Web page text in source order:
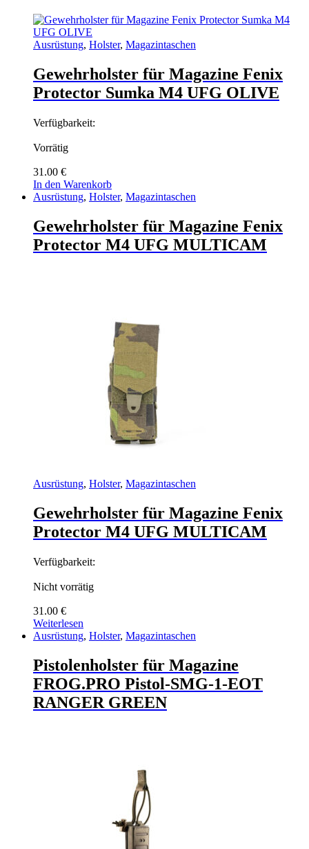
Ausrüstung, Holster, Magazintaschen
Gewehrholster für Magazine Fenix
Protector Sumka M4 UFG OLIVE
Verfügbarkeit:
Vorrätig
31.00 €
In den Warenkorb
Ausrüstung, Holster, Magazintaschen
Gewehrholster für Magazine Fenix
Protector M4 UFG MULTICAM
Ausrüstung, Holster, Magazintaschen
Gewehrholster für Magazine Fenix
Protector M4 UFG MULTICAM
Verfügbarkeit:
Nicht vorrätig
31.00 €
Weiterlesen
Ausrüstung, Holster, Magazintaschen
Pistolenholster für Magazine
FROG.PRO Pistol-SMG-1-EOT
RANGER GREEN